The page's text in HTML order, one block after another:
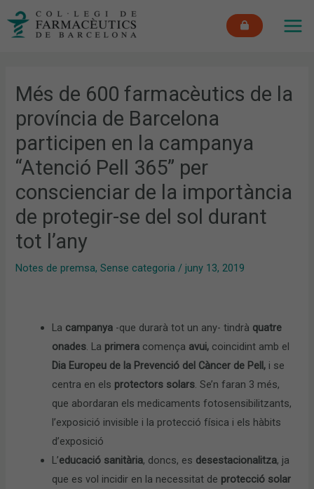
Més de 600 farmacèutics de la
província de Barcelona
participen en la campanya
“Atenció Pell 365” per
conscienciar de la importància
de protegir-se del sol durant
tot l’any
Notes de premsa,Sense categoria /juny 13, 2019
La campanya -que durarà tot un any- tindrà quatre
onades. La primera comença avui, coincidint amb el
Dia Europeu de la Prevenció del Càncer de Pell, i se
centra en els protectors solars. Se’n faran 3 més,
que abordaran els medicaments fotosensibilitzants,
l’exposició invisible i la protecció física i els hàbits
d’exposició
L’educació sanitària, doncs, es desestacionalitza, ja
que es vol incidir en la necessitat de protecció solar